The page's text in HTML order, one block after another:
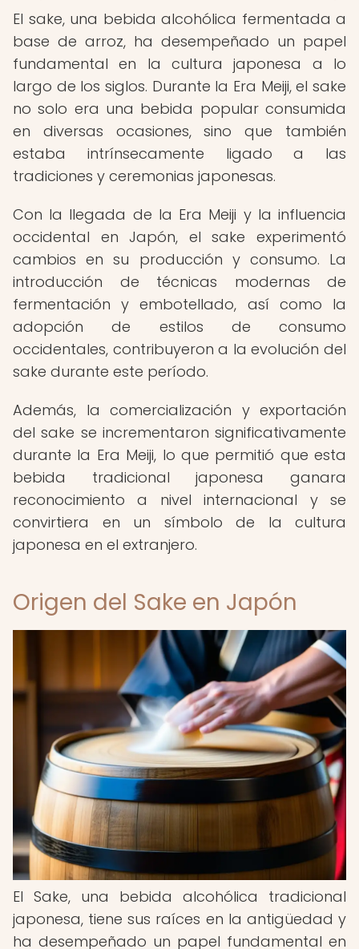
El sake, una bebida alcohólica fermentada a
base de arroz, ha desempeñado un papel
fundamental en la cultura japonesa a lo
largo de los siglos. Durante la Era Meiji, el sake
no solo era una bebida popular consumida
en diversas ocasiones, sino que también
estaba intrínsecamente ligado a las
tradiciones y ceremonias japonesas.
Con la llegada de la Era Meiji y la influencia
occidental en Japón, el sake experimentó
cambios en su producción y consumo. La
introducción de técnicas modernas de
fermentación y embotellado, así como la
adopción de estilos de consumo
occidentales, contribuyeron a la evolución del
sake durante este período.
Además, la comercialización y exportación
del sake se incrementaron significativamente
durante la Era Meiji, lo que permitió que esta
bebida tradicional japonesa ganara
reconocimiento a nivel internacional y se
convirtiera en un símbolo de la cultura
japonesa en el extranjero.
Origen del Sake en Japón
El Sake, una bebida alcohólica tradicional
japonesa, tiene sus raíces en la antigüedad y
ha desempeñado un papel fundamental en